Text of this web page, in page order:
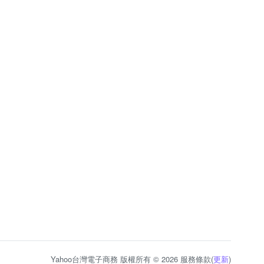
Yahoo台灣電子商務 版權所有 © 2026 服務條款(更新)